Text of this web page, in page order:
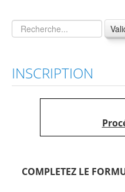
Vos garanties
Proposer un logement à
Locataires
INSCRIPTION
COMPLETEZ LE